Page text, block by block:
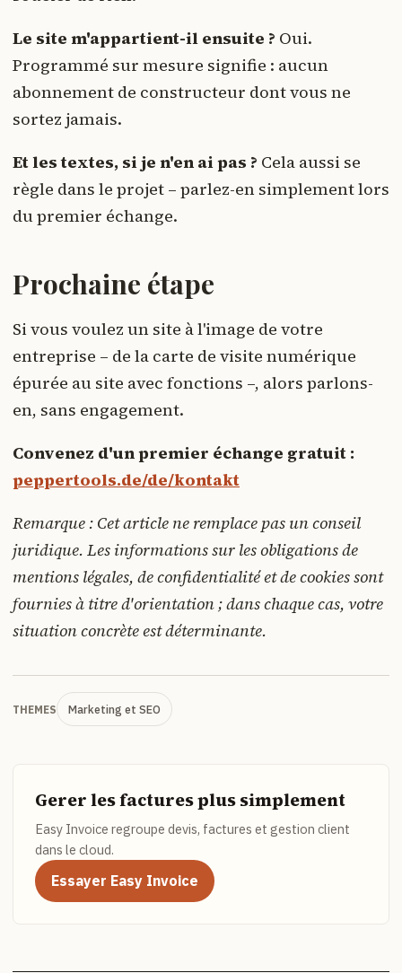
Le site m'appartient-il ensuite ? Oui.
Programmé sur mesure signifie : aucun
abonnement de constructeur dont vous ne
sortez jamais.
Et les textes, si je n'en ai pas ? Cela aussi se
règle dans le projet – parlez-en simplement lors
du premier échange.
Prochaine étape
Si vous voulez un site à l'image de votre
entreprise – de la carte de visite numérique
épurée au site avec fonctions –, alors parlons-
en, sans engagement.
Convenez d'un premier échange gratuit :
peppertools.de/de/kontakt
Remarque : Cet article ne remplace pas un conseil
juridique. Les informations sur les obligations de
mentions légales, de confidentialité et de cookies sont
fournies à titre d'orientation ; dans chaque cas, votre
situation concrète est déterminante.
THEMES Marketing et SEO
Gerer les factures plus simplement
Easy Invoice regroupe devis, factures et gestion client
dans le cloud.
Essayer Easy Invoice